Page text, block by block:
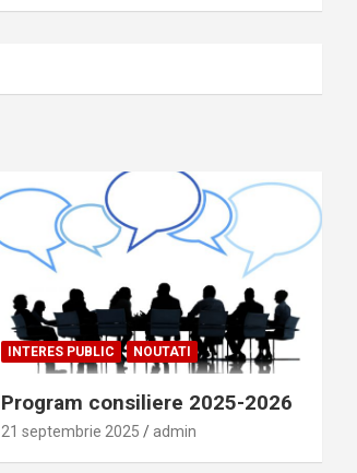
INTERES PUBLIC NOUTATI
Program consiliere 2025-2026
21 septembrie 2025 admin